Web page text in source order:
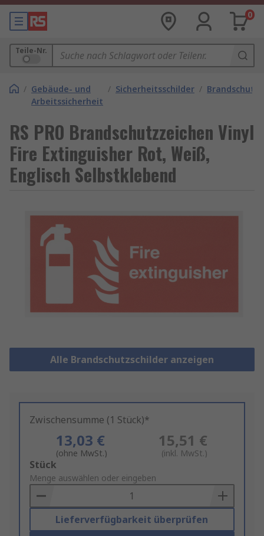
0
Teile-Nr.
/ Gebäude- und
Arbeitssicherheit
/ Sicherheitsschilder /
RS PRO Brandschutzzeichen Vinyl
Fire Extinguisher Rot, Weiß,
Englisch Selbstklebend
Alle Brandschutzschilder anzeigen
Zwischensumme (1 Stück)*
13,03 €
(ohne MwSt.)
15,51 €
(inkl. MwSt.)
Add
to
Basket
Stück
Menge auswählen oder eingeben
Lieferverfügbarkeit überprüfen